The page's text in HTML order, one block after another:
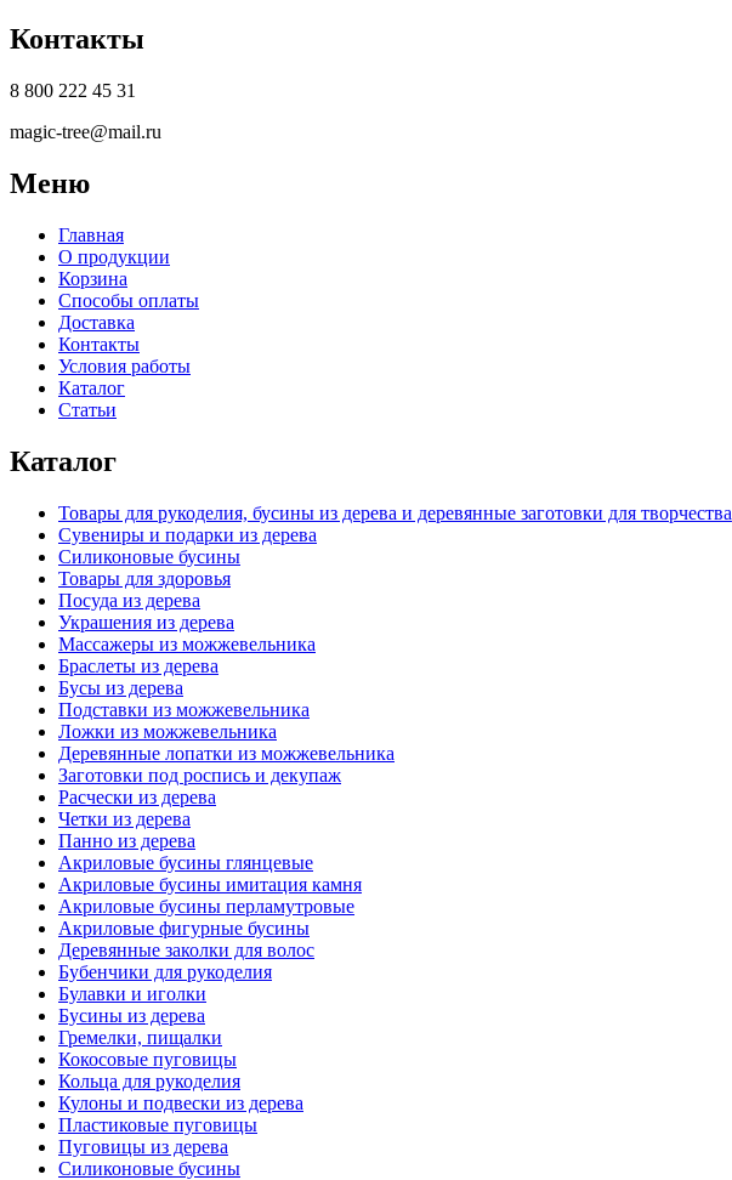
Контакты
8 800 222 45 31
magic-tree@mail.ru
Меню
Главная
О продукции
Корзина
Способы оплаты
Доставка
Контакты
Условия работы
Каталог
Статьи
Каталог
Товары для рукоделия, бусины из дерева и деревянные заготовки для творчества
Сувениры и подарки из дерева
Силиконовые бусины
Товары для здоровья
Посуда из дерева
Украшения из дерева
Массажеры из можжевельника
Браслеты из дерева
Бусы из дерева
Подставки из можжевельника
Ложки из можжевельника
Деревянные лопатки из можжевельника
Заготовки под роспись и декупаж
Расчески из дерева
Четки из дерева
Панно из дерева
Акриловые бусины глянцевые
Акриловые бусины имитация камня
Акриловые бусины перламутровые
Акриловые фигурные бусины
Деревянные заколки для волос
Бубенчики для рукоделия
Булавки и иголки
Бусины из дерева
Гремелки, пищалки
Кокосовые пуговицы
Кольца для рукоделия
Кулоны и подвески из дерева
Пластиковые пуговицы
Пуговицы из дерева
Силиконовые бусины